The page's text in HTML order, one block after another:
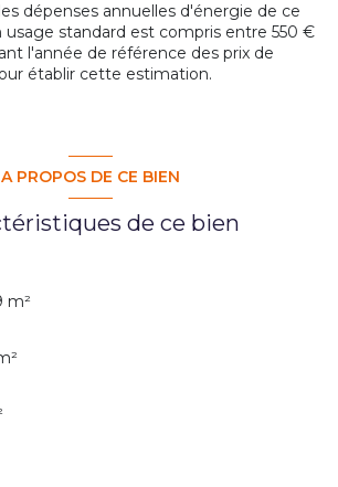
dépenses annuelles d'énergie de ce
standard est compris entre 550 €
l'année de référence des prix de
établir cette estimation.
A PROPOS DE CE BIEN
de ce bien
m²